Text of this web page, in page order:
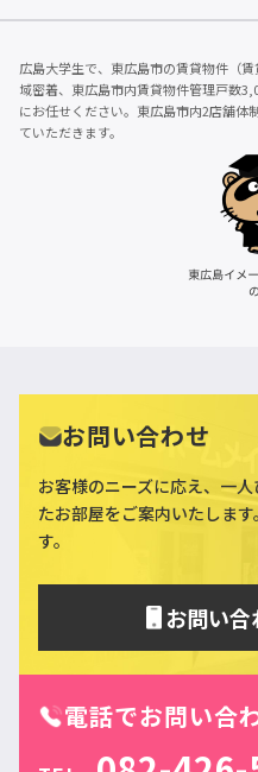
広島大学生で、東広島市の賃貸物件（
域密着、東広島市内賃貸物件管理戸数
にお任せください。東広島市内2店舗体
ていただきます。
お問い合わせ
お客様のニーズに応え、一
たお部屋をご案内いたしま
す。
お問い
電話でお問い合